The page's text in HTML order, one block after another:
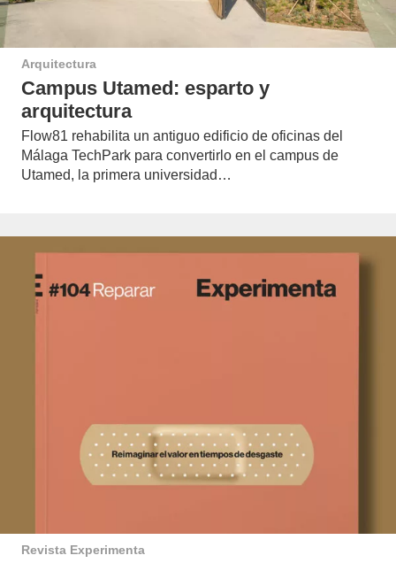
Arquitectura
Campus Utamed: esparto y
arquitectura
Flow81 rehabilita un antiguo edificio de oficinas del
Málaga TechPark para convertirlo en el campus de
Utamed, la primera universidad…
Revista Experimenta